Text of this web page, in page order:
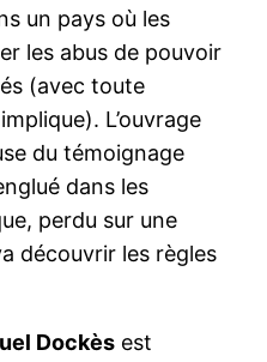
un pays où les
les abus de pouvoir
(avec toute
L’ouvrage
du témoignage
dans les
perdu sur une
découvrir les règles
Dockès est